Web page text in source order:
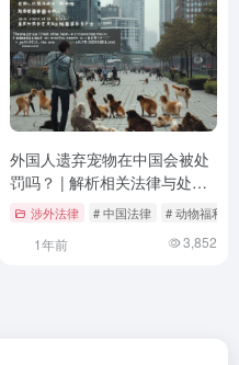
# 虚假陈述
外国人遗弃宠物在中国会被处
罚吗？ | 解析相关法律与处罚
措施涉外法律 # 中国法律 # 动物福利
1年前 3,852